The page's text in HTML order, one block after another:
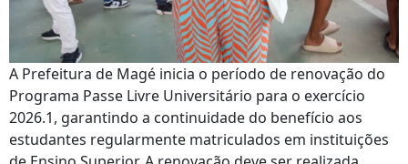
A Prefeitura de Magé inicia o período de renovação do
Programa Passe Livre Universitário para o exercício
2026.1, garantindo a continuidade do benefício aos
estudantes regularmente matriculados em instituições